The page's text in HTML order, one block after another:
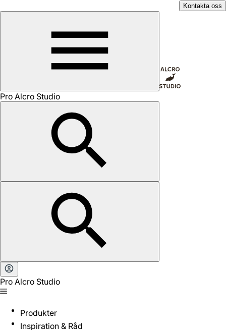
Kontakta oss
Pro Alcro Studio
Pro Alcro Studio
Produkter
Inspiration & Råd